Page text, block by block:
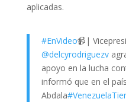
aplicadas.
#EnVideo📹|
@delcyrodriguezv
apoyo en la lucha
informó que en el
Abdala